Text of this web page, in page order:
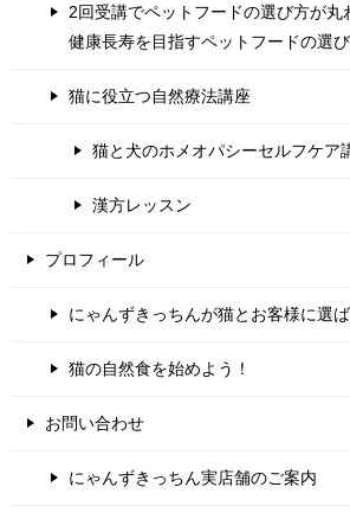
2回受講でペットフードの選び方が丸
健康長寿を目指すペットフードの選
猫に役立つ自然療法講座
猫と犬のホメオパシーセルフケア
漢方レッスン
プロフィール
にゃんずきっちんが猫とお客様に選
猫の自然食を始めよう！
お問い合わせ
にゃんずきっちん実店舗のご案内